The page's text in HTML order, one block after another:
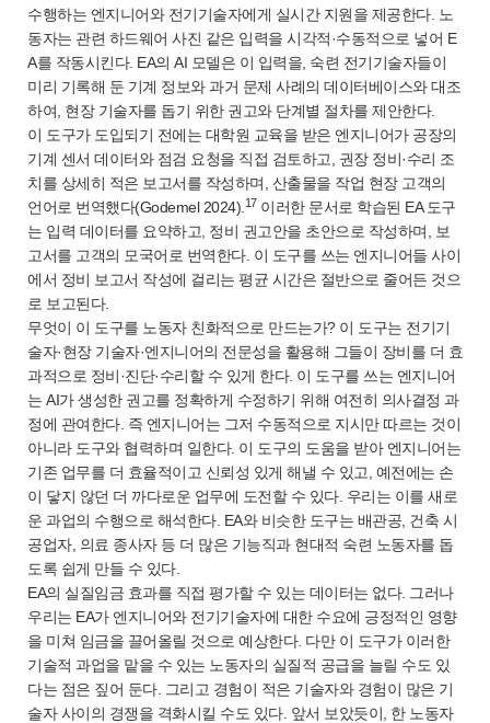
수행하는 엔지니어와 전기기술자에게 실시간 지원을 제공한다. 노
동자는 관련 하드웨어 사진 같은 입력을 시각적·수동적으로 넣어 E
A를 작동시킨다. EA의 AI 모델은 이 입력을, 숙련 전기기술자들이
미리 기록해 둔 기계 정보와 과거 문제 사례의 데이터베이스와 대조
하여, 현장 기술자를 돕기 위한 권고와 단계별 절차를 제안한다.
이 도구가 도입되기 전에는 대학원 교육을 받은 엔지니어가 공장의
기계 센서 데이터와 점검 요청을 직접 검토하고, 권장 정비·수리 조
치를 상세히 적은 보고서를 작성하며, 산출물을 작업 현장 고객의
언어로 번역했다(Godemel 2024). 17 이러한 문서로 학습된 EA 도구
는 입력 데이터를 요약하고, 정비 권고안을 초안으로 작성하며, 보
고서를 고객의 모국어로 번역한다. 이 도구를 쓰는 엔지니어들 사이
에서 정비 보고서 작성에 걸리는 평균 시간은 절반으로 줄어든 것으
로 보고된다.
무엇이 이 도구를 노동자 친화적으로 만드는가? 이 도구는 전기기
술자·현장 기술자·엔지니어의 전문성을 활용해 그들이 장비를 더 효
과적으로 정비·진단·수리할 수 있게 한다. 이 도구를 쓰는 엔지니어
는 AI가 생성한 권고를 정확하게 수정하기 위해 여전히 의사결정 과
정에 관여한다. 즉 엔지니어는 그저 수동적으로 지시만 따르는 것이
아니라 도구와 협력하며 일한다. 이 도구의 도움을 받아 엔지니어는
기존 업무를 더 효율적이고 신뢰성 있게 해낼 수 있고, 예전에는 손
이 닿지 않던 더 까다로운 업무에 도전할 수 있다. 우리는 이를 새로
운 과업의 수행으로 해석한다. EA와 비슷한 도구는 배관공, 건축 시
공업자, 의료 종사자 등 더 많은 기능직과 현대적 숙련 노동자를 돕
도록 쉽게 만들 수 있다.
EA의 실질임금 효과를 직접 평가할 수 있는 데이터는 없다. 그러나
우리는 EA가 엔지니어와 전기기술자에 대한 수요에 긍정적인 영향
을 미쳐 임금을 끌어올릴 것으로 예상한다. 다만 이 도구가 이러한
기술적 과업을 맡을 수 있는 노동자의 실질적 공급을 늘릴 수도 있
다는 점은 짚어 둔다. 그리고 경험이 적은 기술자와 경험이 많은 기
술자 사이의 경쟁을 격화시킬 수도 있다. 앞서 보았듯이, 한 노동자